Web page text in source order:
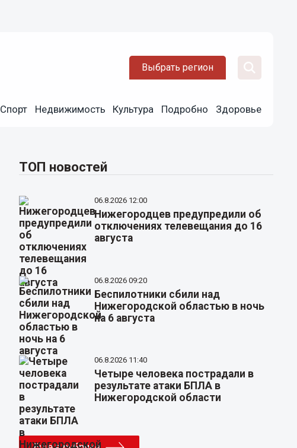
Выбрать регион
Спорт Недвижимость Культура Подробно Здоровье
ТОП новостей
06.8.2026 12:00
Нижегородцев предупредили об
отключениях телевещания до 16
августа
06.8.2026 09:20
Беспилотники сбили над
Нижегородской областью в ночь
на 6 августа
06.8.2026 11:40
Четыре человека пострадали в
результате атаки БПЛА в
Нижегородской области